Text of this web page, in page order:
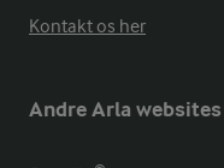
Kontakt os her
Andre Arla websites